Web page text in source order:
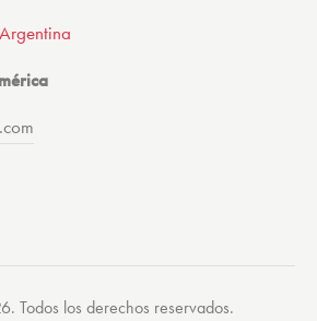
Todos los derechos reservados.